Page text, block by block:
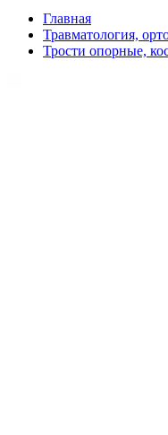
Главная
Травматология,
Трости опорные,